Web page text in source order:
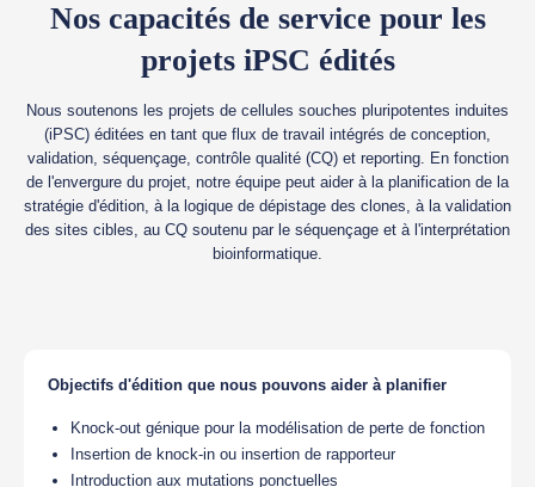
Nos capacités de service pour les
projets iPSC édités
Nous soutenons les projets de cellules souches pluripotentes induites
(iPSC) éditées en tant que flux de travail intégrés de conception,
validation, séquençage, contrôle qualité (CQ) et reporting. En fonction
de l'envergure du projet, notre équipe peut aider à la planification de la
stratégie d'édition, à la logique de dépistage des clones, à la validation
des sites cibles, au CQ soutenu par le séquençage et à l'interprétation
bioinformatique.
Objectifs d'édition que nous pouvons aider à planifier
Knock-out génique pour la modélisation de perte de fonction
Insertion de knock-in ou insertion de rapporteur
Introduction aux mutations ponctuelles